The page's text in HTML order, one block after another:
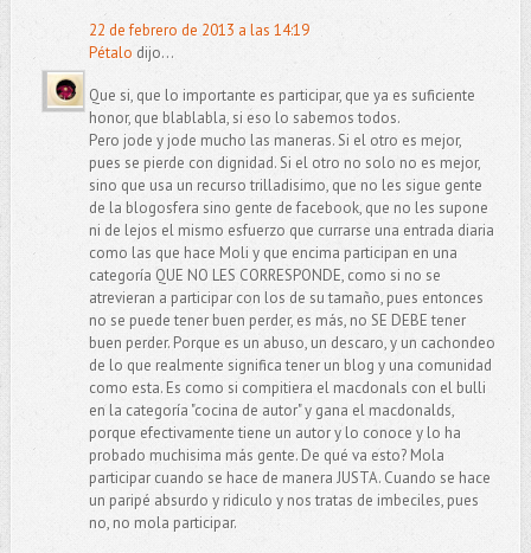
22 de febrero de 2013 a las 14:19
Pétalo dijo...
Que si, que lo importante es participar, que ya es suficiente
honor, que blablabla, si eso lo sabemos todos.
Pero jode y jode mucho las maneras. Si el otro es mejor,
pues se pierde con dignidad. Si el otro no solo no es mejor,
sino que usa un recurso trilladisimo, que no les sigue gente
de la blogosfera sino gente de facebook, que no les supone
ni de lejos el mismo esfuerzo que currarse una entrada diaria
como las que hace Moli y que encima participan en una
categoría QUE NO LES CORRESPONDE, como si no se
atrevieran a participar con los de su tamaño, pues entonces
no se puede tener buen perder, es más, no SE DEBE tener
buen perder. Porque es un abuso, un descaro, y un cachondeo
de lo que realmente significa tener un blog y una comunidad
como esta. Es como si compitiera el macdonals con el bulli
en la categoría "cocina de autor" y gana el macdonalds,
porque efectivamente tiene un autor y lo conoce y lo ha
probado muchisima más gente. De qué va esto? Mola
participar cuando se hace de manera JUSTA. Cuando se hace
un paripé absurdo y ridiculo y nos tratas de imbeciles, pues
no, no mola participar.